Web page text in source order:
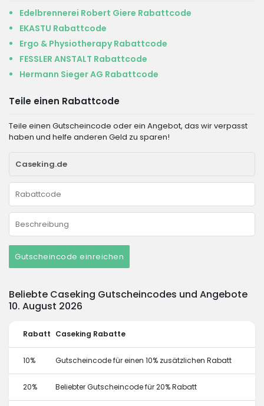
Edelbrennerei Robert Giere Rabattcode
EKASTU Rabattcode
Ergo & Physiotherapy Rabattcode
FESSLER ANSTALT Rabattcode
Hermann Sieger AG Rabattcode
Teile einen Rabattcode
Teile einen Gutscheincode oder ein Angebot, das wir verpasst
haben und helfe anderen Geld zu sparen!
Gutscheincode einreichen
Beliebte Caseking Gutscheincodes und Angebote
10. August 2026
Rabatt Caseking Rabatte
10% Gutscheincode für einen 10% zusätzlichen Rabatt
20% Beliebter Gutscheincode für 20% Rabatt